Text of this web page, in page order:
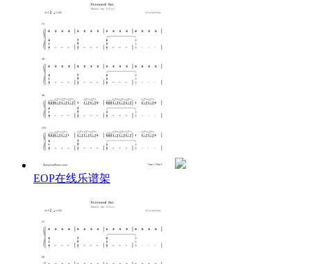
EOP在线乐谱架